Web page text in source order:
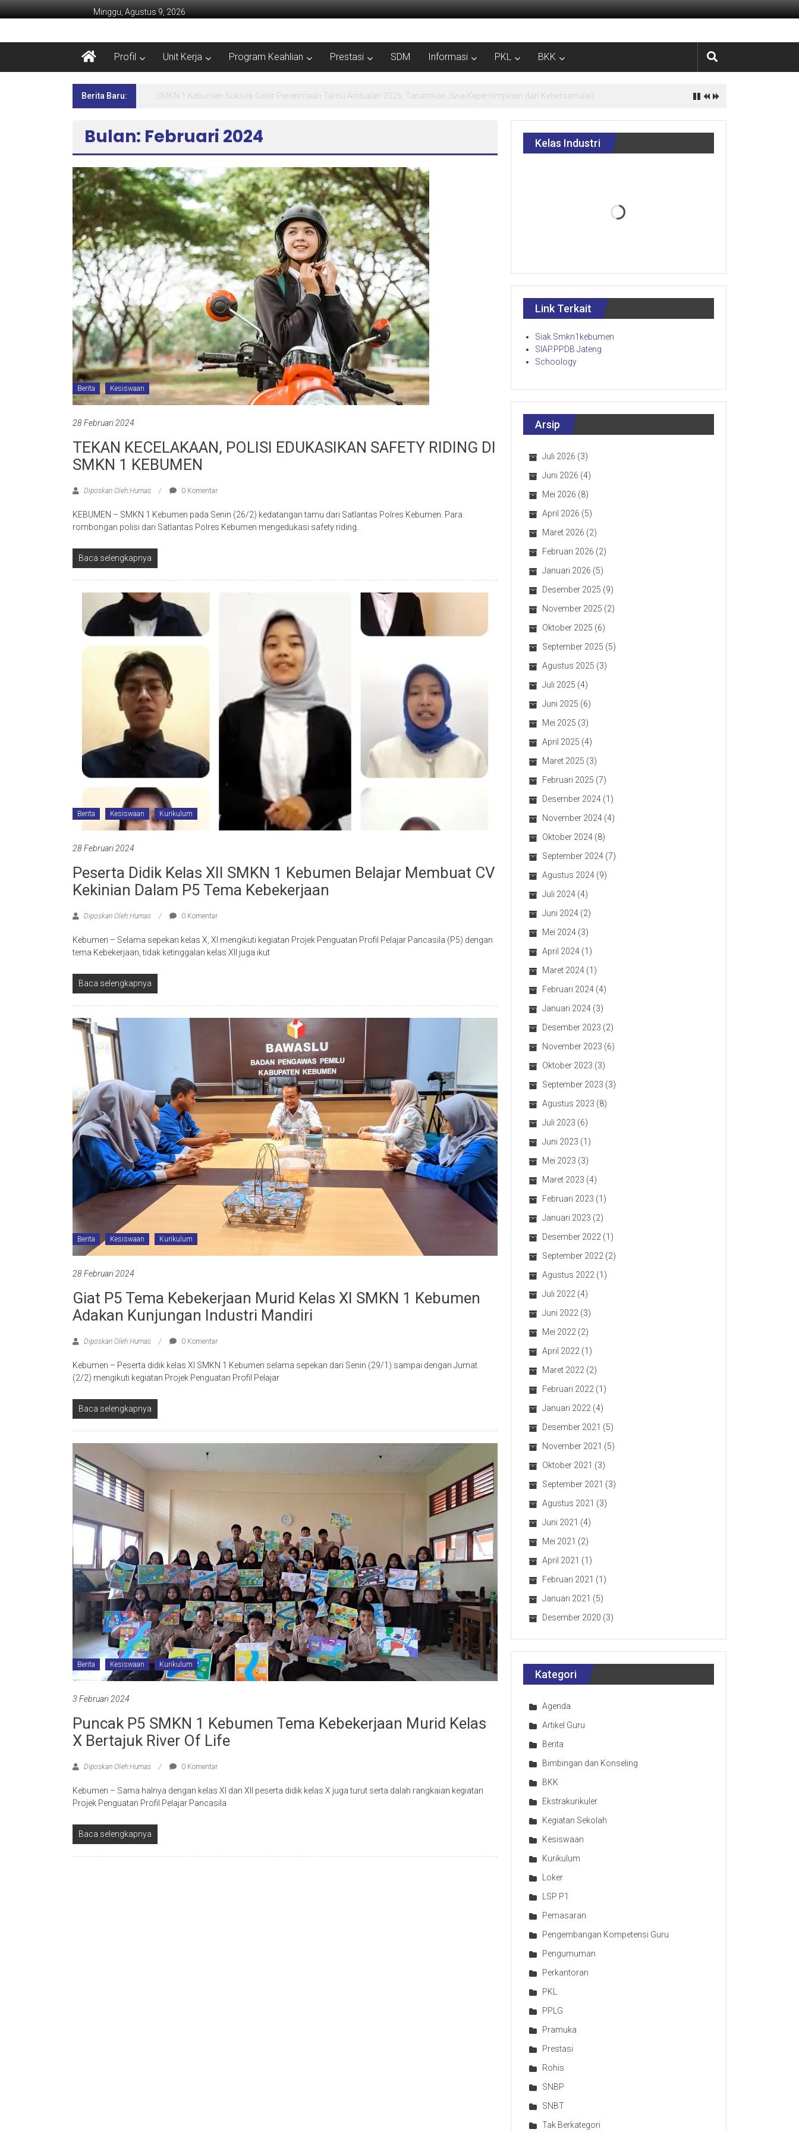
Minggu, Agustus 9, 2026
Profil Unit Kerja Program Keahlian Prestasi SDM Informasi PKL BKK
Berita Baru: Lima Hari Penuh Inspirasi! MPLS Ramah SMK Negeri 1 Kebumen Siapkan Generasi Berdaya dan Berprestasi
Bulan: Februari 2024
Berita Kesiswaan
28 Februari 2024
TEKAN KECELAKAAN, POLISI EDUKASIKAN SAFETY RIDING DI
SMKN 1 KEBUMEN
Diposkan Oleh:Humas 0 Komentar
KEBUMEN – SMKN 1 Kebumen pada Senin (26/2) kedatangan tamu dari Satlantas Polres Kebumen. Para
rombongan polisi dari Satlantas Polres Kebumen mengedukasi safety riding.
Baca selengkapnya
Berita Kesiswaan Kurikulum
28 Februari 2024
Peserta Didik Kelas XII SMKN 1 Kebumen Belajar Membuat CV
Kekinian Dalam P5 Tema Kebekerjaan
Diposkan Oleh:Humas 0 Komentar
Kebumen – Selama sepekan kelas X, XI mengikuti kegiatan Projek Penguatan Profil Pelajar Pancasila (P5) dengan
tema Kebekerjaan, tidak ketinggalan kelas XII juga ikut
Baca selengkapnya
Berita Kesiswaan Kurikulum
28 Februari 2024
Giat P5 Tema Kebekerjaan Murid Kelas XI SMKN 1 Kebumen
Adakan Kunjungan Industri Mandiri
Diposkan Oleh:Humas 0 Komentar
Kebumen – Peserta didik kelas XI SMKN 1 Kebumen selama sepekan dari Senin (29/1) sampai dengan Jumat
(2/2) mengikuti kegiatan Projek Penguatan Profil Pelajar
Baca selengkapnya
Berita Kesiswaan Kurikulum
3 Februari 2024
Puncak P5 SMKN 1 Kebumen Tema Kebekerjaan Murid Kelas
X Bertajuk River Of Life
Diposkan Oleh:Humas 0 Komentar
Kebumen – Sama halnya dengan kelas XI dan XII peserta didik kelas X juga turut serta dalah rangkaian kegiatan
Projek Penguatan Profil Pelajar Pancasila
Baca selengkapnya
Kelas Industri
Link Terkait
Siak.Smkn1kebumen
SIAP.PPDB Jateng
Schoology
Arsip
Juli 2026 (3)
Juni 2026 (4)
Mei 2026 (8)
April 2026 (5)
Maret 2026 (2)
Februari 2026 (2)
Januari 2026 (5)
Desember 2025 (9)
November 2025 (2)
Oktober 2025 (6)
September 2025 (5)
Agustus 2025 (3)
Juli 2025 (4)
Juni 2025 (6)
Mei 2025 (3)
April 2025 (4)
Maret 2025 (3)
Februari 2025 (7)
Desember 2024 (1)
November 2024 (4)
Oktober 2024 (8)
September 2024 (7)
Agustus 2024 (9)
Juli 2024 (4)
Juni 2024 (2)
Mei 2024 (3)
April 2024 (1)
Maret 2024 (1)
Februari 2024 (4)
Januari 2024 (3)
Desember 2023 (2)
November 2023 (6)
Oktober 2023 (3)
September 2023 (3)
Agustus 2023 (8)
Juli 2023 (6)
Juni 2023 (1)
Mei 2023 (3)
Maret 2023 (4)
Februari 2023 (1)
Januari 2023 (2)
Desember 2022 (1)
September 2022 (2)
Agustus 2022 (1)
Juli 2022 (4)
Juni 2022 (3)
Mei 2022 (2)
April 2022 (1)
Maret 2022 (2)
Februari 2022 (1)
Januari 2022 (4)
Desember 2021 (5)
November 2021 (5)
Oktober 2021 (3)
September 2021 (3)
Agustus 2021 (3)
Juni 2021 (4)
Mei 2021 (2)
April 2021 (1)
Februari 2021 (1)
Januari 2021 (5)
Desember 2020 (3)
Kategori
Agenda
Artikel Guru
Berita
Bimbingan dan Konseling
BKK
Ekstrakurikuler
Kegiatan Sekolah
Kesiswaan
Kurikulum
Loker
LSP P1
Pemasaran
Pengembangan Kompetensi Guru
Pengumuman
Perkantoran
PKL
PPLG
Pramuka
Prestasi
Rohis
SNBP
SNBT
Tak Berkategori